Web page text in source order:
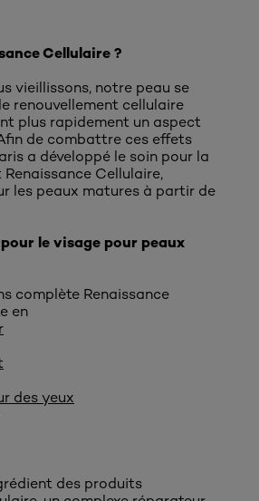
Cellulaire ?
vieillissons, notre peau se
renouvellement cellulaire
plus rapidement un aspect
de combattre ces effets
a développé le soin pour la
Cellulaire,
les peaux matures à partir de
le visage pour peaux
complète Renaissance
en
des yeux
des produits